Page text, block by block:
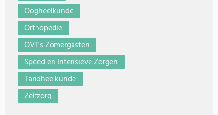
Oogheelkunde
Orthopedie
OVT's Zomergasten
Spoed en Intensieve Zorgen
Tandheelkunde
Zelfzorg